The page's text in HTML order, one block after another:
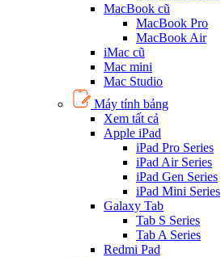
MacBook cũ
MacBook Pro
MacBook Air
iMac cũ
Mac mini
Mac Studio
Máy tính bảng
Xem tất cả
Apple iPad
iPad Pro Series
iPad Air Series
iPad Gen Series
iPad Mini Series
Galaxy Tab
Tab S Series
Tab A Series
Redmi Pad